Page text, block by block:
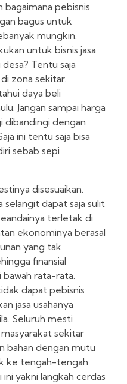
pebisnis
bagus untuk
mungkin.
untuk bisnis jasa
Tentu saja
zona sekitar.
daya beli
Jangan sampai harga
dibandingi dengan
ini tentu saja bisa
sebab sepi
disesuaikan.
dapat saja sulit
terletak di
ekonominya berasal
yang tak
finansial
bawah rata-rata.
dapat pebisnis
jasa usahanya
Seluruh mesti
sekitar
bahan dengan mutu
ke tengah-tengah
yakni langkah cerdas